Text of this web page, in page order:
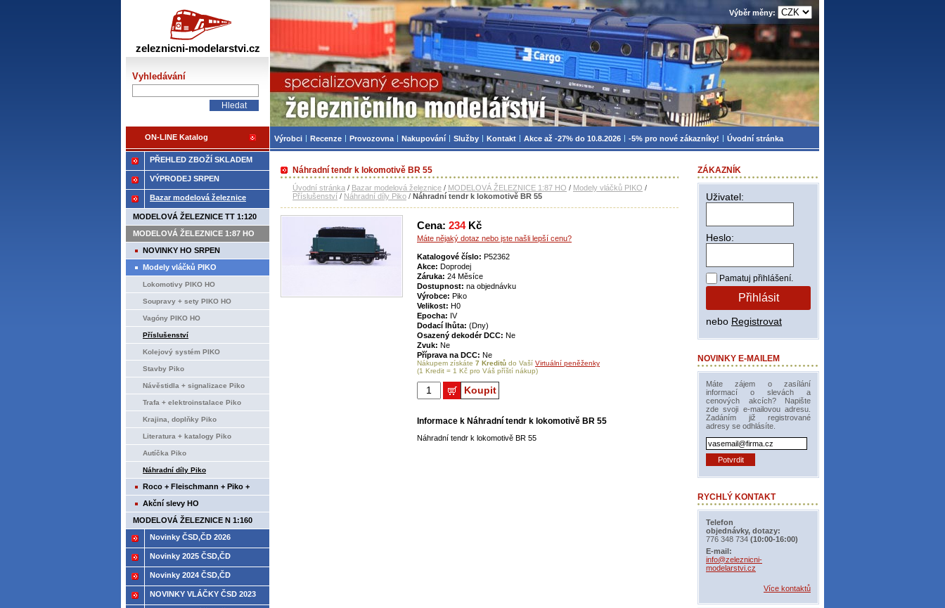
Náhradní tendr k lokomotivě BR 55
Úvodní stránka / Bazar modelová železnice / MODELOVÁ ŽELEZNICE 1:87 HO / Modely vláčků PIKO /
Příslušenství / Náhradní díly Piko / Náhradní tendr k lokomotivě BR 55
Cena: 234 Kč
Máte nějaký dotaz nebo jste našli lepší cenu?
Katalogové číslo: P52362
Akce: Doprodej
Záruka: 24 Měsíce
Dostupnost: na objednávku
Výrobce: Piko
Velikost: H0
Epocha: IV
Dodací lhůta: (Dny)
Osazený dekodér DCC: Ne
Zvuk: Ne
Příprava na DCC: Ne
Nákupem získáte 7 Kreditů do Vaší Virtuální peněženky
(1 Kredit = 1 Kč pro Váš příští nákup)
Koupit
Informace k Náhradní tendr k lokomotivě BR 55
Náhradní tendr k lokomotivě BR 55
ZÁKAZNÍK
Uživatel:
Heslo:
Pamatuj přihlášení.
Přihlásit
nebo Registrovat
NOVINKY E-MAILEM
Máte zájem o zasílání
informací o slevách a
cenových akcích? Napište
zde svoji e-mailovou adresu.
Zadáním již registrované
adresy se odhlásíte.
RYCHLÝ KONTAKT
Telefon
objednávky, dotazy:
776 348 734 (10:00-16:00)
E-mail:
info@zeleznicni-
modelarstvi.cz
Více kontaktů
PŘEHLED ZBOŽÍ SKLADEM
VÝPRODEJ SRPEN
Bazar modelová železnice
MODELOVÁ ŽELEZNICE TT 1:120
MODELOVÁ ŽELEZNICE 1:87 HO
NOVINKY HO SRPEN
Modely vláčků PIKO
Lokomotivy PIKO HO
Soupravy + sety PIKO HO
Vagóny PIKO HO
Příslušenství
Kolejový systém PIKO
Stavby Piko
Návěstidla + signalizace Piko
Trafa + elektroinstalace Piko
Krajina, doplňky Piko
Literatura + katalogy Piko
Autíčka Piko
Náhradní díly Piko
Roco + Fleischmann + Piko +
Tillig+ Brawa
Akční slevy HO
MODELOVÁ ŽELEZNICE N 1:160
Novinky ČSD,ČD 2026
Novinky 2025 ČSD,ČD
Novinky 2024 ČSD,ČD
NOVINKY VLÁČKY ČSD 2023
zeleznicni-modelarstvi.cz
Vyhledávání
ON-LINE Katalog
Železniční modelářství, modely, TT, H0, mašinky
Výběr měny:
Výrobci Recenze Provozovna Nakupování Služby Kontakt Akce až -27% do 10.8.2026 -5% pro nové zákazníky! Úvodní stránka